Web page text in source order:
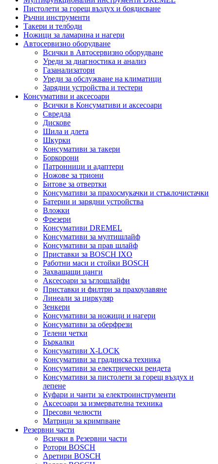
Пистолети за горещ въздух и боядисване
Ръчни инструменти
Такери и телбоди
Ножици за ламарина и нагери
Автосервизно оборудване
Всички в Автосервизно оборудване
Уреди за диагностика и анализ
Газанализатори
Уреди за обслужване на климатици
Зарядни устройства и тестери
Консумативи и аксесоари
Всички в Консумативи и аксесоари
Свредла
Дискове
Шила и длета
Шкурки
Консумативи за такери
Боркорони
Патронници и адаптери
Ножове за триони
Битове за отвертки
Консумативи за прахосмукачки и стъклочистачки
Батерии и зарядни устройства
Вложки
Фрезери
Консумативи DREMEL
Консумативи за мултишлайф
Консумативи за прав шлайф
Приставки за BOSCH IXO
Работни маси и стойки BOSCH
Захващащи цанги
Аксесоари за ъглошлайфи
Приставки и филтри за прахоулавяне
Линеали за циркуляр
Зенкери
Консумативи за ножици и нагери
Консумативи за оберфрези
Телени четки
Бъркалки
Консумативи X-LOCK
Консумативи за градинска техника
Консумативи за електрически рендета
Консумативи за пистолети за горещ въздух и
лепене
Куфари и чанти за електроинструменти
Аксесоари за измервателна техника
Пресови челюсти
Матрици за кримпване
Резервни части
Всички в Резервни части
Ротори BOSCH
Аретири BOSCH